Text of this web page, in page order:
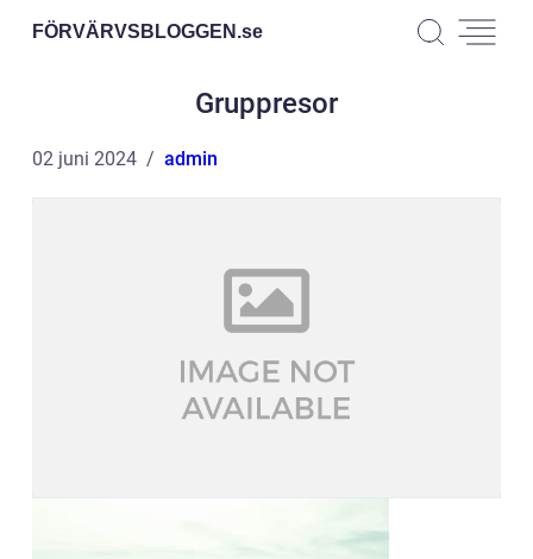
FÖRVÄRVSBLOGGEN.se
Gruppresor
02 juni 2024 admin